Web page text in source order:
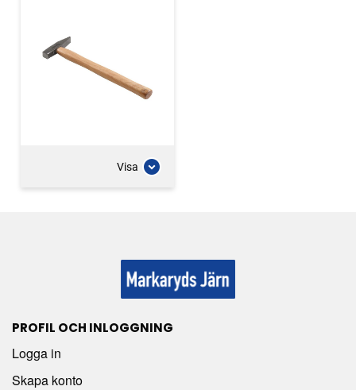
Visa
PROFIL OCH INLOGGNING
Logga in
Skapa konto